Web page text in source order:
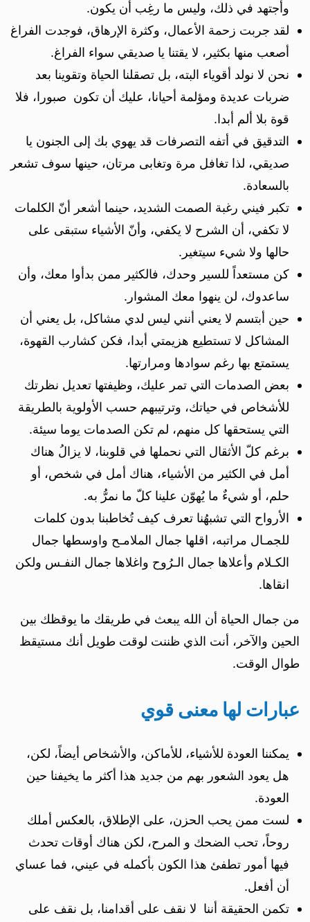
وأجتهد في ذلك، وليس ما رغِب أن يكون.
لقد جربت زحمة الأعمال، وكثرة الإرهاق، فوجدت الفراغ
أصعب منها بكثير، لا يقتنا يا صديقي سواء الفراغ.
نحن لا نولد أقوياء البته، بل تصقلنا الحياة وتقوينا بعد
ضربات عديدة ومؤلمة أحيانا، عليك أن تكون صبورا، فلا
قوة بلا ألم أبدا.
التدقيق في أتفه التصرفات قد يهوي بك إلى الجنون يا
صديقي، لذا تغافل مرة وتغابى مرتان، حينها سوف تشعر
بالسعادة.
تكبر فيني رغبة الصمت الشديد، حينما أشعر أنّ الكلمات
لا تكفي، أن الشرح لا يكفي، وأنّ الأشياء ستبقى على
حالها ولا شيء سيتغير.
كن مستعداً للسير وحدك، فالكثير ممن بدأوا معك، وأن
ساعدوك، لن ينهوا معك المشوار.
حين أبتسم لا يعني أنني ليس لدي مشاكل، بل يعني أن
المشاكل لا تستطيع هزيمتي أبدا، فكن كشارب القهوة️،
يستمتع بها رغم سوادها ومرارتها.
بعض الصدمات التي تمر عليك، وظيفتها تعديل نظرتك
للأشخاص في حياتك، وترتيبهم حسب الأولوية بالطريقة
التي يستحقها كل منهم، لم تكن الصدمات يوما سيئة.
برغم كلّ الأثقال التي نحملها في قلوبنا، لا يزالُ هناك
أمل في الكثير من الأشياء، هناك أمل في شخص، أو
حلم، أو شيءٌ ما يُهوّن علينا كلّ ما نمرُّ به.
الأرواح التي تشبهُنا تعرف كيف تُخاطبنا بدون كلمات
للجمـال مراتبه، اقلها جمال الملامـح واوسطها جمال
الكـلام وأعلاها جمال الـرُوح واغلاها جمال النفـس ولكن
انقاها.
من جمال الحياة أن الله يبعث في طريقك ما يوقظك بين
الحين والآخر، أنت الذي ظننت لوقت طويل أنك مستيقظ
طوال الوقت.
عبارات لها معنى قوي
يمكننا العودة للأشياء، للأماكن، والأشخاص أيضاً، لكن،
هل يعود الشعور بهم من جديد هذا أكثر ما يخيفنا حين
العودة.
لست ممن يحب الحزن، على الإطلاق، بالعكس أملك
روحاً، تحب الضحك و المرح، لكن هناك أوقات تحدث
فيها أمور تطفئ هذا الكون بأكمله في عيني، فما عساي
أن أفعل.
تكمن الحقيقة أننا لا نقف على أقدامنا، بل نقف على